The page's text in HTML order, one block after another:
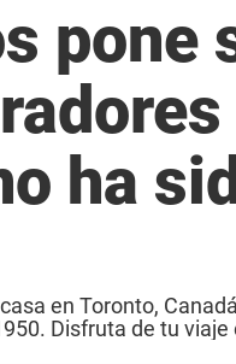
pone
ha
en Toronto,
Disfruta de tu